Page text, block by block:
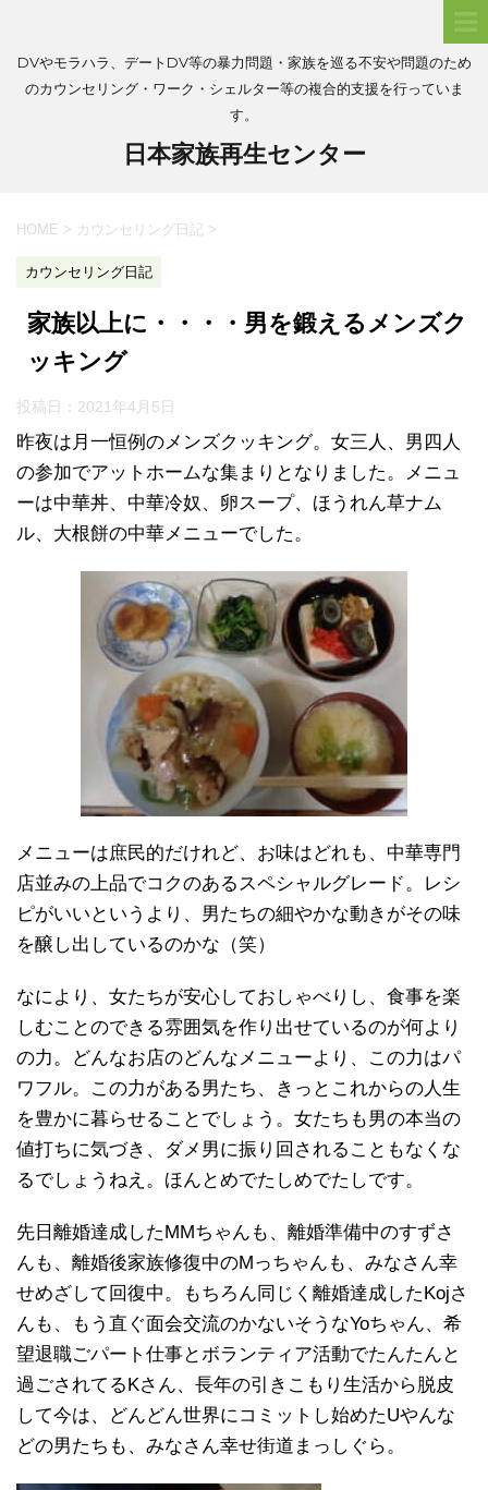
DVやモラハラ、デートDV等の暴力問題・家族を巡る不安や問題のため
のカウンセリング・ワーク・シェルター等の複合的支援を行っていま
す。
日本家族再生センター
HOME > カウンセリング日記 >
カウンセリング日記
家族以上に・・・・男を鍛えるメンズク
ッキング
投稿日： 2021年4月5日
昨夜は月一恒例のメンズクッキング。女三人、男四人
の参加でアットホームな集まりとなりました。メニュ
ーは中華丼、中華冷奴、卵スープ、ほうれん草ナム
ル、大根餅の中華メニューでした。
メニューは庶民的だけれど、お味はどれも、中華専門
店並みの上品でコクのあるスペシャルグレード。レシ
ピがいいというより、男たちの細やかな動きがその味
を醸し出しているのかな（笑）
なにより、女たちが安心しておしゃべりし、食事を楽
しむことのできる雰囲気を作り出せているのが何より
の力。どんなお店のどんなメニューより、この力はパ
ワフル。この力がある男たち、きっとこれからの人生
を豊かに暮らせることでしょう。女たちも男の本当の
値打ちに気づき、ダメ男に振り回されることもなくな
るでしょうねえ。ほんとめでたしめでたしです。
先日離婚達成したMMちゃんも、離婚準備中のすずさ
んも、離婚後家族修復中のMっちゃんも、みなさん幸
せめざして回復中。もちろん同じく離婚達成したKojさ
んも、もう直ぐ面会交流のかないそうなYoちゃん、希
望退職ごパート仕事とボランティア活動でたんたんと
過ごされてるKさん、長年の引きこもり生活から脱皮
して今は、どんどん世界にコミットし始めたUやんな
どの男たちも、みなさん幸せ街道まっしぐら。